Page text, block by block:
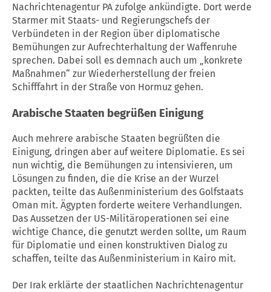
Nachrichtenagentur PA zufolge ankündigte. Dort werde
Starmer mit Staats- und Regierungschefs der
Verbündeten in der Region über diplomatische
Bemühungen zur Aufrechterhaltung der Waffenruhe
sprechen. Dabei soll es demnach auch um „konkrete
Maßnahmen“ zur Wiederherstellung der freien
Schifffahrt in der Straße von Hormuz gehen.
Arabische Staaten begrüßen Einigung
Auch mehrere arabische Staaten begrüßten die
Einigung, dringen aber auf weitere Diplomatie. Es sei
nun wichtig, die Bemühungen zu intensivieren, um
Lösungen zu finden, die die Krise an der Wurzel
packten, teilte das Außenministerium des Golfstaats
Oman mit. Ägypten forderte weitere Verhandlungen.
Das Aussetzen der US-Militäroperationen sei eine
wichtige Chance, die genutzt werden sollte, um Raum
für Diplomatie und einen konstruktiven Dialog zu
schaffen, teilte das Außenministerium in Kairo mit.
Der Irak erklärte der staatlichen Nachrichtenagentur